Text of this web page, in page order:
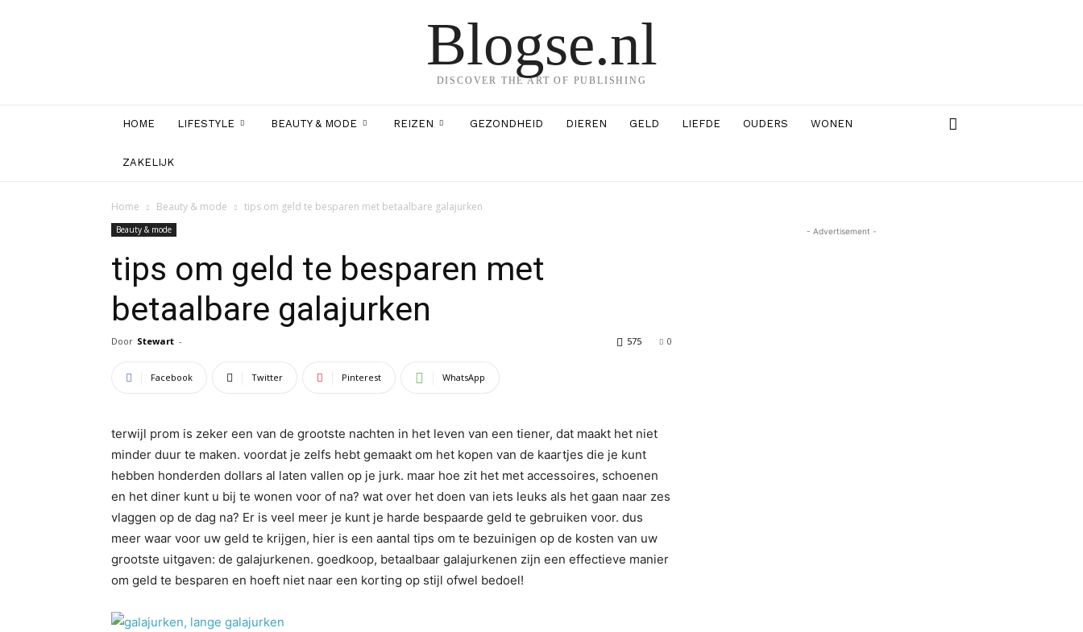
Blogse.nl
DISCOVER THE ART OF PUBLISHING
HOME LIFESTYLE BEAUTY & MODE REIZEN GEZONDHEID DIEREN GELD LIEFDE OUDERS WONEN
ZAKELIJK
Home Beauty & mode tips om geld te besparen met betaalbare galajurken
Beauty & mode
tips om geld te besparen met
betaalbare galajurken
Door Stewart - 0
575
Facebook Twitter Pinterest WhatsApp
terwijl prom is zeker een van de grootste nachten in het leven van een tiener, dat maakt het niet
minder duur te maken. voordat je zelfs hebt gemaakt om het kopen van de kaartjes die je kunt
hebben honderden dollars al laten vallen op je jurk. maar hoe zit het met accessoires, schoenen
en het diner kunt u bij te wonen voor of na? wat over het doen van iets leuks als het gaan naar zes
vlaggen op de dag na? Er is veel meer je kunt je harde bespaarde geld te gebruiken voor. dus
meer waar voor uw geld te krijgen, hier is een aantal tips om te bezuinigen op de kosten van uw
grootste uitgaven: de galajurkenen. goedkoop, betaalbaar galajurkenen zijn een effectieve manier
om geld te besparen en hoeft niet naar een korting op stijl ofwel bedoel!
- Advertisement -